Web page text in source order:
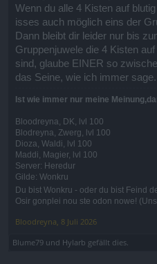
Wenn du alle 4 Kisten auf
isses auch möglich eins der
Dann bleibt dir leider nur bis
Gruppenjuwele die 4 Kisten
sind, glaube EINER so
das Seine, wie ich immer
Ist wie immer nur meine
Bloodreyna, DK, lvl 100
Blodreyna, Zwerg, lvl 100
Dioza, Waldi, lvl 100
Maddi, Magier, lvl 100
Server: Heredur
Gilde: Wonkru
Du bist Wonkru - oder du bist Feind
Osir gonplei nou ste odon nowe!
Bloodreyna 8 Juli 2026
Blume79 und Hylarb gefällt dies.